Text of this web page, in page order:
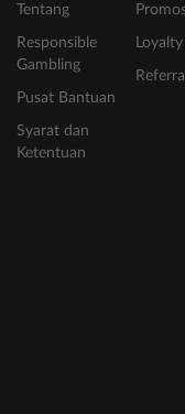
Tentang
Responsible
Gambling
Pusat Bantuan
Syarat dan
Ketentuan
Loyalty
Referral